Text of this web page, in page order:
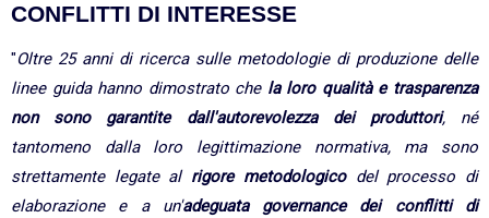
CONFLITTI DI INTERESSE
"Oltre 25 anni di ricerca sulle metodologie di produzione delle
linee guida hanno dimostrato che la loro qualità e trasparenza
non sono garantite dall'autorevolezza dei produttori, né
tantomeno dalla loro legittimazione normativa, ma sono
strettamente legate al rigore metodologicodel processo di
elaborazione e a un'adeguata governance dei conflitti di